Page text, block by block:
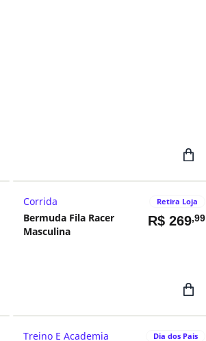
Corrida Retira Loja
Bermuda Fila Racer
Masculina
R$ 269,99
Treino E Academia Dia dos Pais